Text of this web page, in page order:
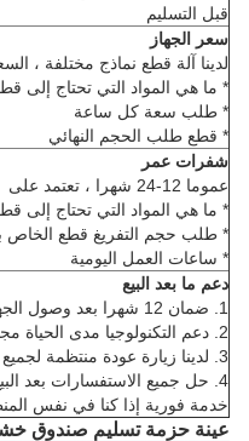
قبل التسليم
سعر الجهاز
لدينا آلة قطع نماذج مختلفة ،
* ما هي المواد التي تحتاج إلى
* طلب سعة كل ساعة
* قطع طلب الحجم النهائي
شفرات عمر
عموما 12-24 شهرا ، تعتمد على
* ما هي المواد التي تحتاج إلى
* طلب حجم التفريغ قطع الخاص
* ساعات العمل اليومية
دعم ما بعد البيع
1. ضمان 12 شهرا بعد وصول الجهاز
2. دعم التكنولوجيا مدى الحياة مجانا
3. لدينا زيارة عودة منتظمة لجميع العملاء القدامى
خدمة فورية إذا كنا في نفس
عينة حزمة تسليم صندوق